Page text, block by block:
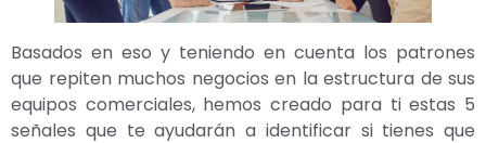
Basados en eso y teniendo en cuenta los patrones
que repiten muchos negocios en la estructura de sus
equipos comerciales, hemos creado para ti estas 5
señales que te ayudarán a identificar si tienes que